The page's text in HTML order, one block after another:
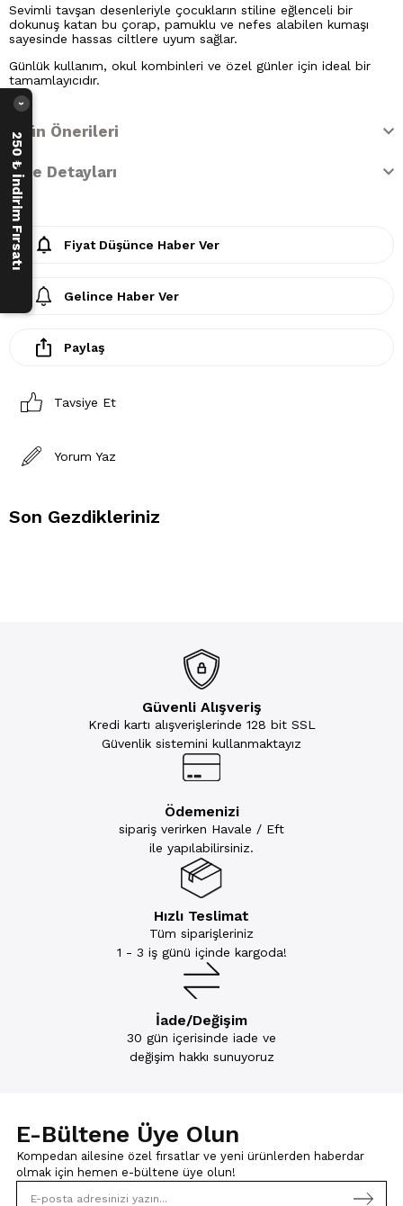
Sevimli tavşan desenleriyle çocukların stiline eğlenceli bir
dokunuş katan bu çorap, pamuklu ve nefes alabilen kumaşı
sayesinde hassas ciltlere uyum sağlar.
Günlük kullanım, okul kombinleri ve özel günler için ideal bir
tamamlayıcıdır.
Ürün Önerileri
İade Detayları
Fiyat Düşünce Haber Ver
Gelince Haber Ver
Paylaş
Tavsiye Et
Yorum Yaz
Son Gezdikleriniz
Güvenli Alışveriş
Kredi kartı alışverişlerinde 128 bit SSL
Güvenlik sistemini kullanmaktayız
Ödemenizi
sipariş verirken Havale / Eft
ile yapılabilirsiniz.
Hızlı Teslimat
Tüm siparişleriniz
1 - 3 iş günü içinde kargoda!
İade/Değişim
30 gün içerisinde iade ve
değişim hakkı sunuyoruz
E-Bültene Üye Olun
Kompedan ailesine özel fırsatlar ve yeni ürünlerden haberdar
olmak için hemen e-bültene üye olun!
250 ₺ İndirim Fırsatı
›